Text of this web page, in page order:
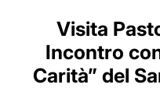
Visita
Incontro
Carità” del